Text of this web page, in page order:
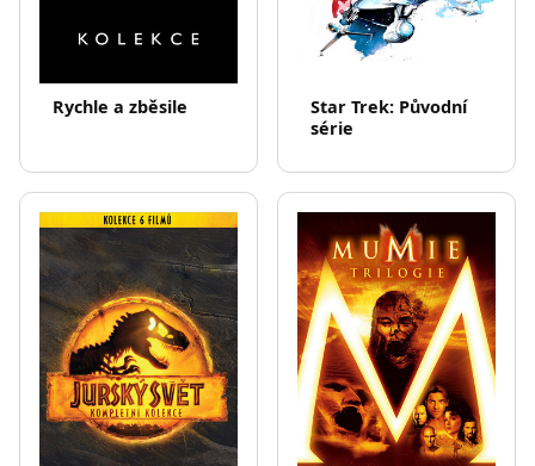
Rychle a zběsile
Star Trek: Původní
série